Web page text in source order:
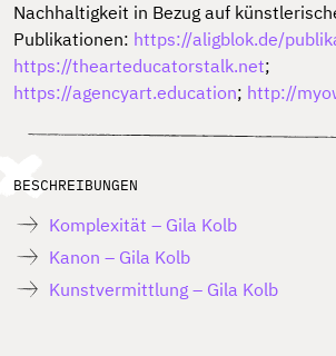
Nachhaltigkeit in Bezug auf
Publikationen: https://aligblok.de/
https://thearteducatorstalk.net;
https://agencyart.education; http://
BESCHREIBUNGEN
Komplexität – Gila Kolb
Kanon – Gila Kolb
Kunstvermittlung – Gila Kolb